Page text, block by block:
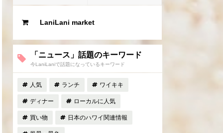
LaniLani market
「ニュース」話題のキーワード
今LaniLaniで話題になっているキーワード
人気 ランチ ワイキキ
ディナー ローカルに人気
買い物 日本のハワイ関連情報